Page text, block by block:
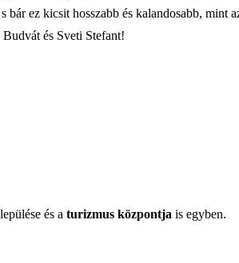
bár ez kicsit hosszabb és kalandosabb, mint
és Sveti Stefant!
és a turizmus központja is egyben.